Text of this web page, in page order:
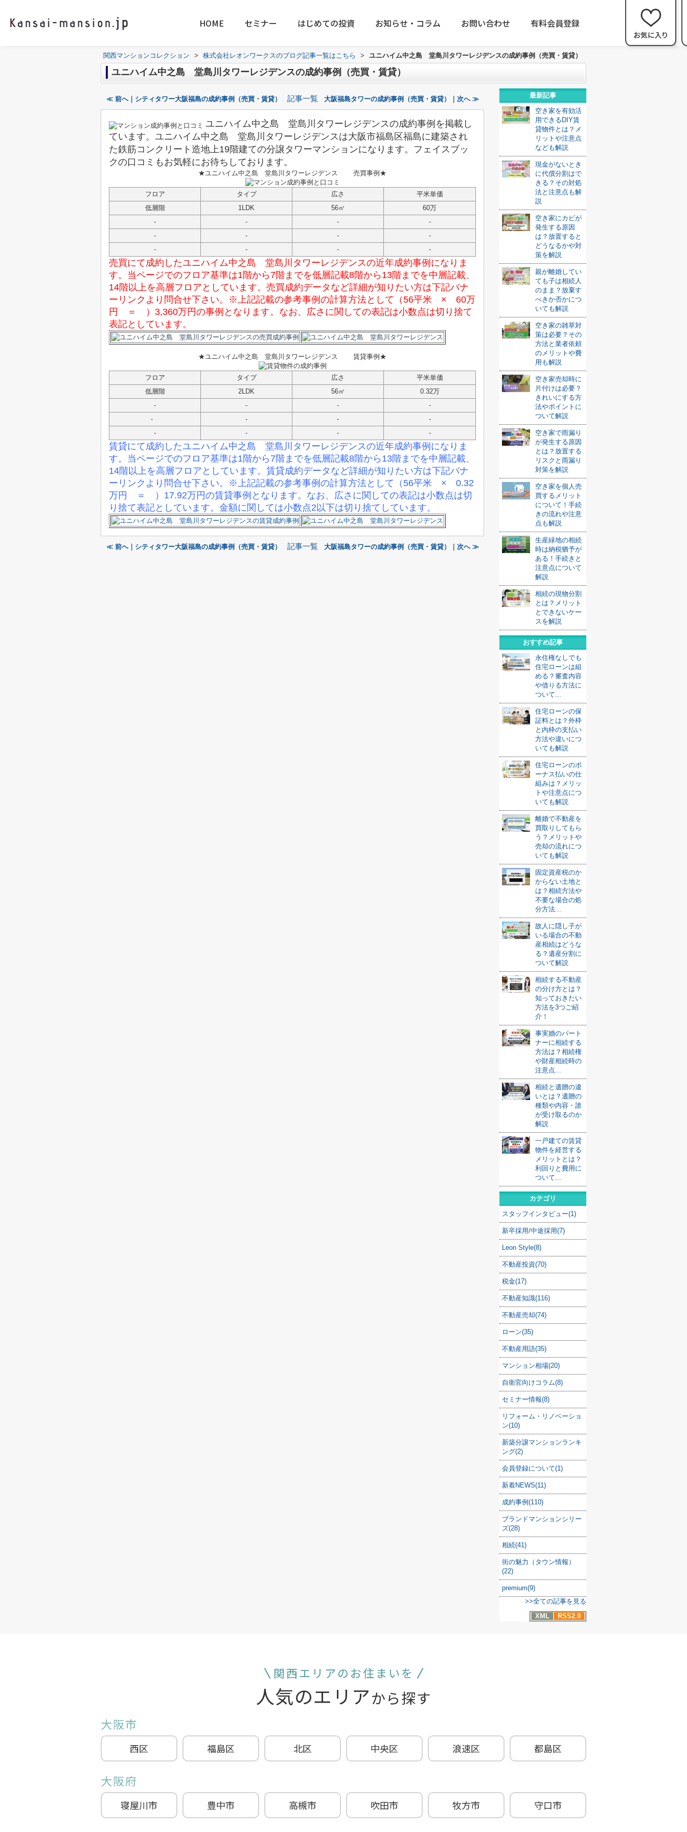
HOME セミナー はじめての投資 お知らせ・コラム お問い合わせ 有料会員登録
関西マンションコレクション > 株式会社レオンワークスのブログ記事一覧はこちら > ユニハイム中之島 堂島川タワーレジデンスの成約事例（売買・賃貸）
ユニハイム中之島 堂島川タワーレジデンスの成約事例（売買・賃貸）
≪ 前へ｜シティタワー大阪福島の成約事例（売買・賃貸） 記事一覧 大阪福島タワーの成約事例（売買・賃貸）｜次へ ≫
ユニハイム中之島 堂島川タワーレジデンスの成約事例を掲載し
ています。ユニハイム中之島 堂島川タワーレジデンスは大阪市福島区福島に建築され
た鉄筋コンクリート造地上19階建ての分譲タワーマンションになります。フェイスブッ
クの口コミもお気軽にお待ちしております。
★ユニハイム中之島 堂島川タワーレジデンス 売買事例★
フロア タイプ 広さ
平米単価
低層階
1LDK 56㎡
60万
-
- -
-
-
- -
-
-
- - -
売買にて成約したユニハイム中之島 堂島川タワーレジデンスの近年成約事例になりま
す。当ページでのフロア基準は1階から7階までを低層記載8階から13階までを中層記載、
14階以上を高層フロアとしています。売買成約データなど詳細が知りたい方は下記バナ
ーリンクより問合せ下さい。※上記記載の参考事例の計算方法として（56平米 × 60万
円 ＝ ）3,360万円の事例となります。なお、広さに関しての表記は小数点は切り捨て
表記としています。
★ユニハイム中之島 堂島川タワーレジデンス 賃貸事例★
フロア タイプ 広さ
平米単価
低層階
2LDK 56㎡
0.32万
-
- -
-
-
- -
-
-
- - -
賃貸にて成約したユニハイム中之島 堂島川タワーレジデンスの近年成約事例になりま
す。当ページでのフロア基準は1階から7階までを低層記載8階から13階までを中層記載、
14階以上を高層フロアとしています。賃貸成約データなど詳細が知りたい方は下記バナ
ーリンクより問合せ下さい。※上記記載の参考事例の計算方法として（56平米 × 0.32
万円 ＝ ）17.92万円の賃貸事例となります。なお、広さに関しての表記は小数点は切
り捨て表記としています。金額に関しては小数点2以下は切り捨てしています。
≪ 前へ｜シティタワー大阪福島の成約事例（売買・賃貸） 記事一覧 大阪福島タワーの成約事例（売買・賃貸）｜次へ ≫
最新記事
空き家を有効活
用できるDIY賃
貸物件とは？メ
リットや注意点
なども解説
現金がないとき
に代償分割はで
きる？その対処
法と注意点も解
説
空き家にカビが
発生する原因
は？放置すると
どうなるかや対
策を解説
親が離婚してい
ても子は相続人
のまま？放棄す
べきか否かにつ
いても解説
空き家の雑草対
策は必要？その
方法と業者依頼
のメリットや費
用も解説
空き家売却時に
片付けは必要？
きれいにする方
法やポイントに
ついて解説
空き家で雨漏り
が発生する原因
とは？放置する
リスクと雨漏り
対策を解説
空き家を個人売
買するメリット
について！手続
きの流れや注意
点も解説
生産緑地の相続
時は納税猶予が
ある！手続きと
注意点について
解説
相続の現物分割
とは？メリット
とできないケー
スを解説
おすすめ記事
永住権なしでも
住宅ローンは組
める？審査内容
や借りる方法に
ついて...
住宅ローンの保
証料とは？外枠
と内枠の支払い
方法や違いにつ
いても解説
住宅ローンのボ
ーナス払いの仕
組みは？メリッ
トや注意点につ
いても解説
離婚で不動産を
買取りしてもら
う？メリットや
売却の流れにつ
いても解説
固定資産税のか
からない土地と
は？相続方法や
不要な場合の処
分方法...
故人に隠し子が
いる場合の不動
産相続はどうな
る？遺産分割に
ついて解説
相続する不動産
の分け方とは？
知っておきたい
方法を3つご紹
介！
事実婚のパート
ナーに相続する
方法は？相続権
や財産相続時の
注意点...
相続と遺贈の違
いとは？遺贈の
種類や内容・誰
が受け取るのか
解説
一戸建ての賃貸
物件を経営する
メリットとは？
利回りと費用に
ついて...
カテゴリ
スタッフインタビュー(1)
新卒採用/中途採用(7)
Leon Style(8)
不動産投資(70)
税金(17)
不動産知識(116)
不動産売却(74)
ローン(35)
不動産用語(35)
マンション相場(20)
自衛官向けコラム(8)
セミナー情報(8)
リフォーム・リノベーショ
ン(10)
新築分譲マンションランキ
ング(2)
会員登録について(1)
新着NEWS(11)
成約事例(110)
ブランドマンションシリー
ズ(28)
相続(41)
街の魅力（タウン情報）
(22)
premium(9)
>>全ての記事を見る
XML
RSS2.0
関西エリアのお住まいを
人気のエリアから探す
大阪市
西区 福島区 北区 中央区 浪速区 都島区
大阪府
寝屋川市 豊中市 高槻市 吹田市 牧方市 守口市